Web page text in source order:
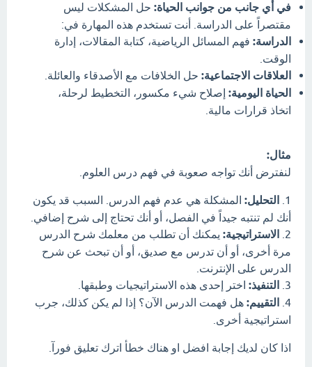
في أي جانب من جوانب الحياة: حل المشكلات ليس
مقتصراً على الدراسة. أنت تستخدم هذه المهارة في:
الدراسة: فهم المسائل الرياضية، كتابة المقالات، إدارة
الوقت.
العلاقات الاجتماعية: حل الخلافات مع الأصدقاء والعائلة.
الحياة اليومية: إصلاح شيء مكسور، التخطيط لرحلة،
اتخاذ قرارات مالية.
مثال:
لنفترض أنك تواجه صعوبة في فهم درس العلوم.
1. التحليل: المشكلة هي عدم فهم الدرس. السبب قد يكون
أنك لم تنتبه جيداً في الفصل، أو أنك تحتاج إلى شرح إضافي.
2. الاستراتيجية: يمكنك أن تطلب من معلمك شرح الدرس
مرة أخرى، أو أن تدرس مع صديق، أو أن تبحث عن شرح
الدرس على الإنترنت.
3. التنفيذ: اختر إحدى هذه الاستراتيجيات وطبقها.
4. التقييم: هل فهمت الدرس الآن؟ إذا لم يكن كذلك، جرب
استراتيجية أخرى.
اذا كان لديك إجابة افضل او هناك خطأ اترك تعليق فورآ.